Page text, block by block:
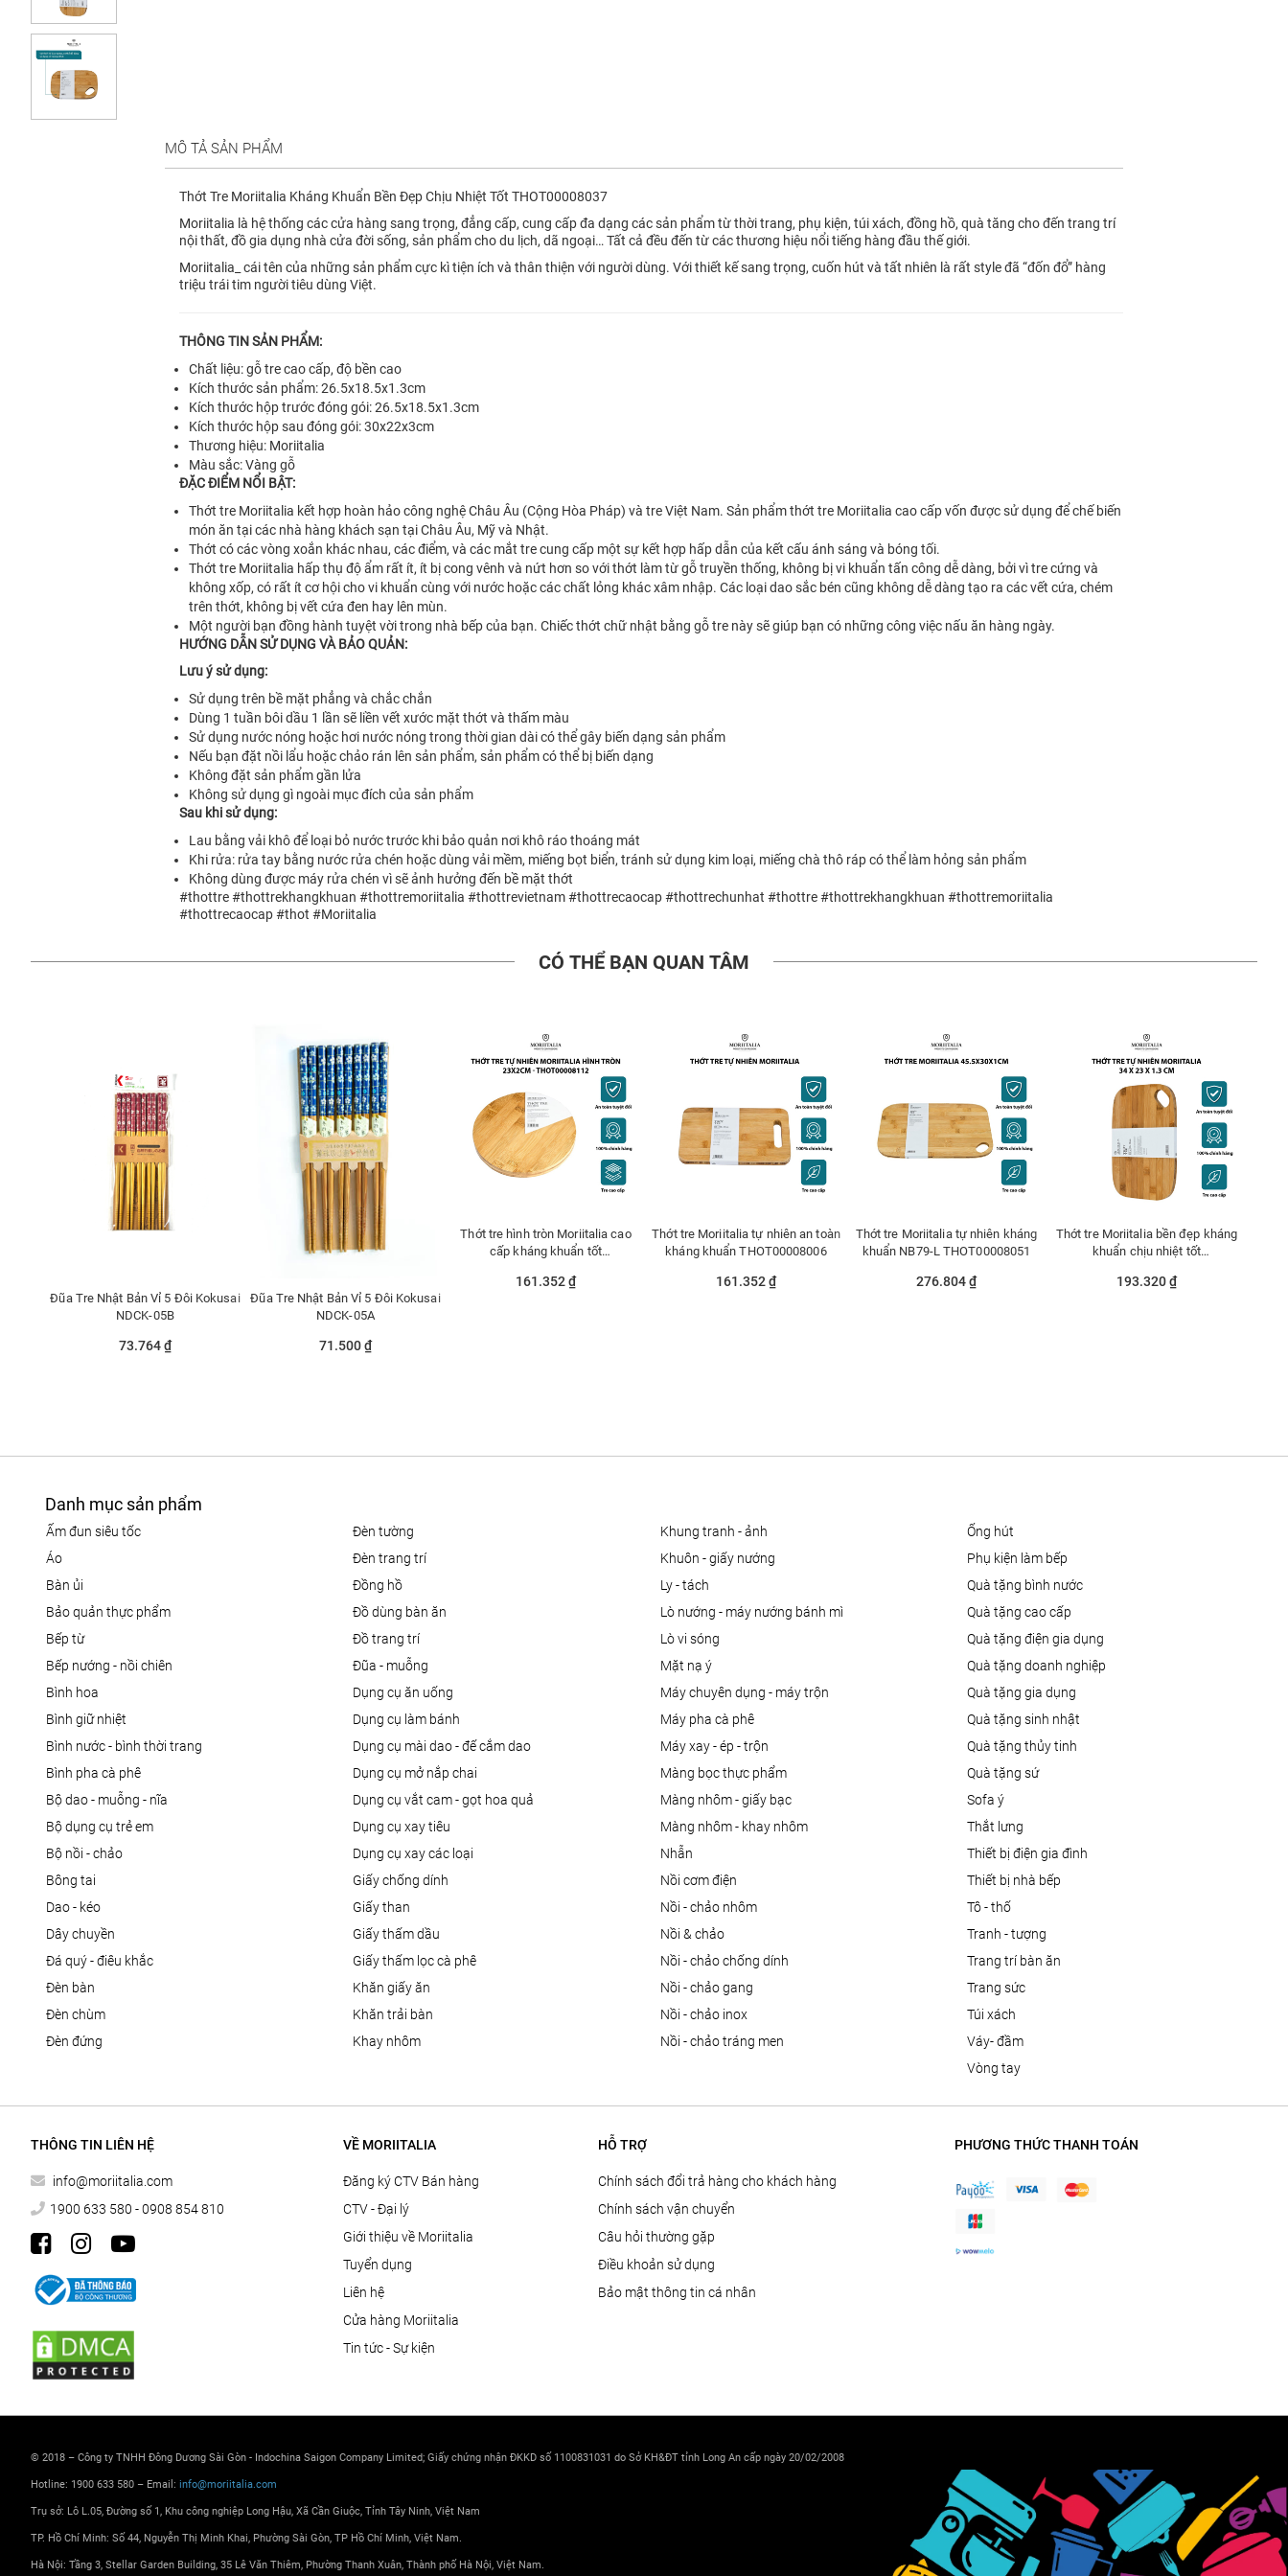
MÔ TẢ SẢN PHẨM
Thớt Tre Moriitalia Kháng Khuẩn Bền Đẹp Chịu Nhiệt Tốt THOT00008037
Moriitalia là hệ thống các cửa hàng sang trọng, đẳng cấp, cung cấp đa dạng các sản phẩm từ thời trang, phụ kiện, túi xách, đồng hồ, quà tăng cho đến trang trí
nội thất, đồ gia dụng nhà cửa đời sống, sản phẩm cho du lịch, dã ngoại… Tất cả đều đến từ các thương hiệu nổi tiếng hàng đầu thế giới.
Moriitalia_ cái tên của những sản phẩm cực kì tiện ích và thân thiện với người dùng. Với thiết kế sang trọng, cuốn hút và tất nhiên là rất style đã “đốn đổ” hàng
triệu trái tim người tiêu dùng Việt.
THÔNG TIN SẢN PHẨM:
Chất liệu: gỗ tre cao cấp, độ bền cao
Kích thước sản phẩm: 26.5x18.5x1.3cm
Kích thước hộp trước đóng gói: 26.5x18.5x1.3cm
Kích thước hộp sau đóng gói: 30x22x3cm
Thương hiệu: Moriitalia
Màu sắc: Vàng gỗ
ĐẶC ĐIỂM NỔI BẬT:
Thớt tre Moriitalia kết hợp hoàn hảo công nghệ Châu Âu (Cộng Hòa Pháp) và tre Việt Nam. Sản phẩm thớt tre Moriitalia cao cấp vốn được sử dụng để chế biến
món ăn tại các nhà hàng khách sạn tại Châu Âu, Mỹ và Nhật.
Thớt có các vòng xoắn khác nhau, các điểm, và các mắt tre cung cấp một sự kết hợp hấp dẫn của kết cấu ánh sáng và bóng tối.
Thớt tre Moriitalia hấp thụ độ ẩm rất ít, ít bị cong vênh và nứt hơn so với thớt làm từ gỗ truyền thống, không bị vi khuẩn tấn công dễ dàng, bởi vì tre cứng và
không xốp, có rất ít cơ hội cho vi khuẩn cùng với nước hoặc các chất lỏng khác xâm nhập. Các loại dao sắc bén cũng không dễ dàng tạo ra các vết cứa, chém
trên thớt, không bị vết cứa đen hay lên mùn.
Một người bạn đồng hành tuyệt vời trong nhà bếp của bạn. Chiếc thớt chữ nhật bằng gỗ tre này sẽ giúp bạn có những công việc nấu ăn hàng ngày.
HƯỚNG DẪN SỬ DỤNG VÀ BẢO QUẢN:
Lưu ý sử dụng:
Sử dụng trên bề mặt phẳng và chắc chắn
Dùng 1 tuần bôi dầu 1 lần sẽ liền vết xước mặt thớt và thấm màu
Sử dụng nước nóng hoặc hơi nước nóng trong thời gian dài có thể gây biến dạng sản phẩm
Nếu bạn đặt nồi lẩu hoặc chảo rán lên sản phẩm, sản phẩm có thể bị biến dạng
Không đặt sản phẩm gần lửa
Không sử dụng gì ngoài mục đích của sản phẩm
Sau khi sử dụng:
Lau bằng vải khô để loại bỏ nước trước khi bảo quản nơi khô ráo thoáng mát
Khi rửa: rửa tay bằng nước rửa chén hoặc dùng vải mềm, miếng bọt biển, tránh sử dụng kim loại, miếng chà thô ráp có thể làm hỏng sản phẩm
Không dùng được máy rửa chén vì sẽ ảnh hưởng đến bề mặt thớt
#thottre #thottrekhangkhuan #thottremoriitalia #thottrevietnam #thottrecaocap #thottrechunhat #thottre #thottrekhangkhuan #thottremoriitalia
#thottrecaocap #thot #Moriitalia
CÓ THỂ BẠN QUAN TÂM
Đũa Tre Nhật Bản Vỉ 5 Đôi Kokusai
NDCK-05B
73.764 ₫
Đũa Tre Nhật Bản Vỉ 5 Đôi Kokusai
NDCK-05A
71.500 ₫
Thớt tre hình tròn Moriitalia cao
cấp kháng khuẩn tốt
161.352 ₫
Thớt tre Moriitalia tự nhiên an toàn
kháng khuẩn THOT00008006
161.352 ₫
Thớt tre Moriitalia tự nhiên kháng
khuẩn NB79-L THOT00008051
276.804 ₫
Thớt tre Moriitalia bền đẹp kháng
khuẩn chịu nhiệt tốt
193.320 ₫
Danh mục sản phẩm
ấm đun siêu tốc
áo
bàn ủi
bảo quản thực phẩm
bếp từ
bếp nướng - nồi chiên
bình hoa
bình giữ nhiệt
bình nước - bình thời trang
bình pha cà phê
bộ dao - muỗng - nĩa
bộ dụng cụ trẻ em
bộ nồi - chảo
bông tai
dao - kéo
dây chuyền
đá quý - điêu khắc
đèn bàn
đèn chùm
đèn đứng
đèn tường
đèn trang trí
đồng hồ
đồ dùng bàn ăn
đồ trang trí
đũa - muỗng
dụng cụ ăn uống
dụng cụ làm bánh
dụng cụ mài dao - đế cắm dao
dụng cụ mở nắp chai
dụng cụ vắt cam - gọt hoa quả
dụng cụ xay tiêu
dụng cụ xay các loại
giấy chống dính
giấy than
giấy thấm dầu
giấy thấm lọc cà phê
khăn giấy ăn
khăn trải bàn
khay nhôm
khung tranh - ảnh
khuôn - giấy nướng
ly - tách
lò nướng - máy nướng bánh mì
lò vi sóng
mặt nạ ý
máy chuyên dụng - máy trộn
máy pha cà phê
máy xay - ép - trộn
màng bọc thực phẩm
màng nhôm - giấy bạc
màng nhôm - khay nhôm
nhẫn
nồi cơm điện
nồi - chảo nhôm
nồi & chảo
nồi - chảo chống dính
nồi - chảo gang
nồi - chảo inox
nồi - chảo tráng men
ống hút
phụ kiện làm bếp
quà tặng bình nước
quà tặng cao cấp
quà tặng điện gia dụng
quà tặng doanh nghiệp
quà tặng gia dụng
quà tặng sinh nhật
quà tặng thủy tinh
quà tặng sứ
sofa ý
thắt lưng
thiết bị điện gia đình
thiết bị nhà bếp
tô - thố
tranh - tượng
trang trí bàn ăn
trang sức
túi xách
váy- đầm
vòng tay
THÔNG TIN LIÊN HỆ
info@moriitalia.com
1900 633 580 - 0908 854 810
VỀ MORIITALIA
Đăng ký CTV Bán hàng
CTV - Đại lý
Giới thiệu về Moriitalia
Tuyển dụng
Liên hệ
Cửa hàng Moriitalia
Tin tức - Sự kiện
HỖ TRỢ
Chính sách đổi trả hàng cho khách hàng
Chính sách vận chuyển
Câu hỏi thường gặp
Điều khoản sử dụng
Bảo mật thông tin cá nhân
PHƯƠNG THỨC THANH TOÁN
© 2018 – Công ty TNHH Đông Dương Sài Gòn - Indochina Saigon Company Limited; Giấy chứng nhận ĐKKD số 1100831031 do Sở KH&ĐT tỉnh Long An cấp ngày 20/02/2008
Hotline: 1900 633 580 – Email: info@moriitalia.com
Trụ sở: Lô L.05, Đường số 1, Khu công nghiệp Long Hậu, Xã Cần Giuộc, Tỉnh Tây Ninh, Việt Nam
TP. Hồ Chí Minh: Số 44, Nguyễn Thị Minh Khai, Phường Sài Gòn, TP Hồ Chí Minh, Việt Nam.
Hà Nội: Tầng 3, Stellar Garden Building, 35 Lê Văn Thiêm, Phường Thanh Xuân, Thành phố Hà Nội, Việt Nam.